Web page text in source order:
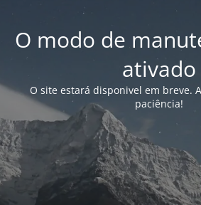
O modo de
ativado
O site estará disponivel em breve.
paciência!